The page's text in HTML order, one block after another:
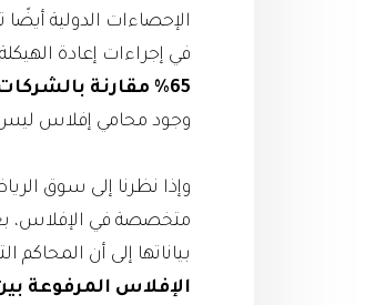
في إجراءات إعادة
65% مقارنة بالشركات التي لا تحصل على استشارات قانونية متخصصة
وجود محامي إفلاس ليس
وإذا نظرنا إلى سوق
متخصصة في الإفلاس،
بياناتها إلى أن
الإفلاس المرفوعة بين عامي